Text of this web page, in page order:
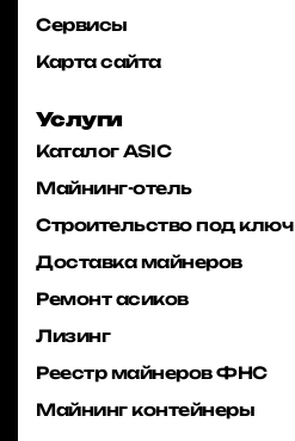
Сервисы
Карта сайта
Услуги
Каталог ASIC
Майнинг-отель
Строительство под ключ
Доставка майнеров
Ремонт асиков
Лизинг
Реестр майнеров ФНС
Майнинг контейнеры